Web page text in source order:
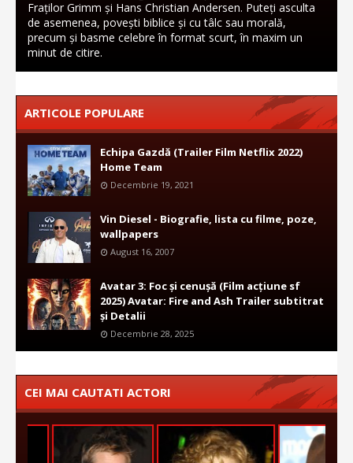
Fraților Grimm și Hans Christian Andersen. Puteți asculta
de asemenea, povești biblice și cu tâlc sau morală,
precum și basme celebre în format scurt, în maxim un
minut de citire.
ARTICOLE POPULARE
Echipa Gazdă (Trailer Film Netflix 2022)
Home Team
Decembrie 19, 2021
Vin Diesel - Biografie, lista cu filme, poze,
wallpapers
August 16, 2007
Avatar 3: Foc și cenușă (Film acțiune sf
2025) Avatar: Fire and Ash Trailer subtitrat
și Detalii
Decembrie 28, 2025
CEI MAI CAUTATI ACTORI